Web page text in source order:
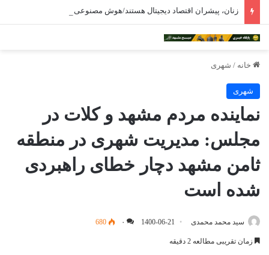
زنان، پیشران اقتصاد دیجیتال هستند/هوش مصنوعی ترسناک نیست
خانه / شهری
شهری
نماینده مردم مشهد و کلات در
مجلس: مدیریت شهری در منطقه
ثامن مشهد دچار خطای راهبردی
شده است
سید محمد محمدی 1400-06-21 ۰ 680
زمان تقریبی مطالعه 2 دقیقه